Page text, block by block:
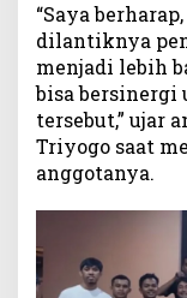
“Saya
dilantiknya
menjadi lebih
bisa bersinergi
tersebut,” ujar
Triyogo saat
anggotanya.